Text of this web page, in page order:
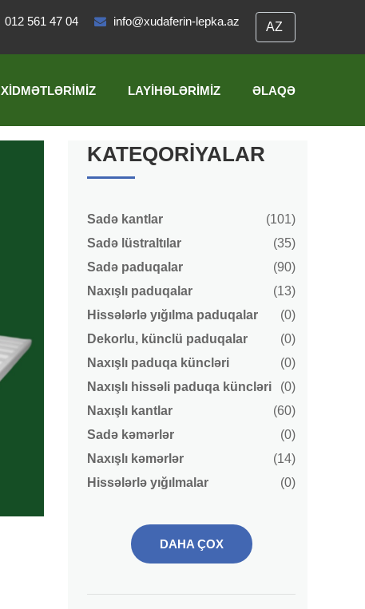
012 561 47 04 info@xudaferin-lepka.az
XIDMƏTLƏRIMIZ LAYIHƏLƏRIMIZ ƏLAQƏ
KATEQORIYALAR
Sadə kantlar
(101)
Sadə lüstraltılar
(35)
Sadə paduqalar
(90)
Naxışlı paduqalar
(13)
Hissələrlə yığılma paduqalar
(0)
Dekorlu, künclü paduqalar
(0)
Naxışlı paduqa küncləri
(0)
Naxışlı hissəli paduqa küncləri
(0)
Naxışlı kantlar
(60)
Sadə kəmərlər
(0)
Naxışlı kəmərlər
(14)
Hissələrlə yığılmalar
(0)
DAHA ÇOX